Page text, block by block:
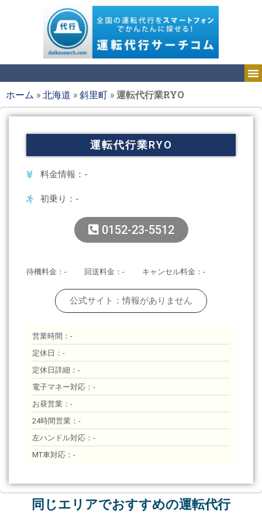
ホーム »北海道 »斜里町 »運転代行業RYO
運転代行業RYO
料金情報：-
初乗り：-
0152-23-5512
待機料金：- 回送料金：- キャンセル料金：-
公式サイト：情報がありません
営業時間：-
定休日：-
定休日詳細：-
電子マネー対応：-
お昼営業：-
24時間営業：-
左ハンドル対応：-
MT車対応：-
同じエリアでおすすめの運転代行